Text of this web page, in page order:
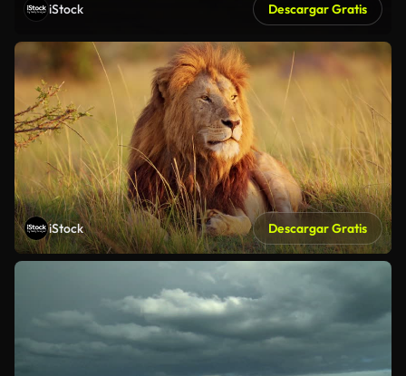
iStock Descargar Gratis
iStock Descargar Gratis